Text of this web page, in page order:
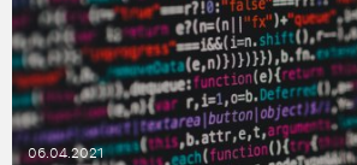
06.04.2021